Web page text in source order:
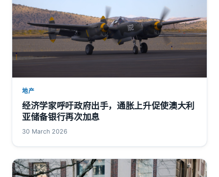
地产
经济学家呼吁政府出手，通胀上升促使澳大利
亚储备银行再次加息
30 March 2026